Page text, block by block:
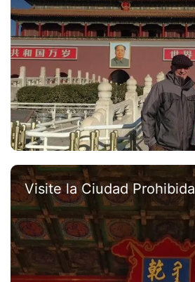
Visite la Ciudad Prohibida